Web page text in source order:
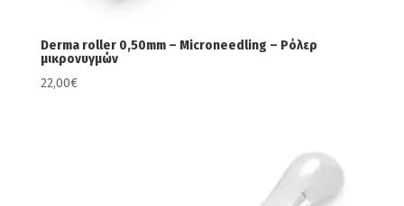
Derma roller 0,50mm – Microneedling – Ρόλερ
μικρονυγμών
22,00€